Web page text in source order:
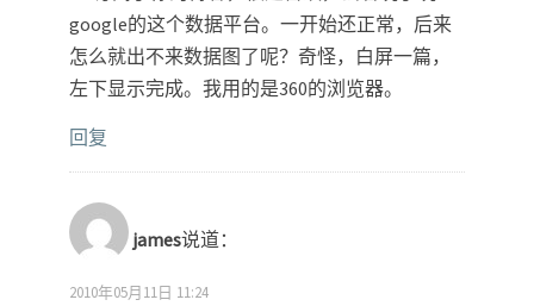
google的这个数据平台。一开始还正常，后来
怎么就出不来数据图了呢？奇怪，白屏一篇，
左下显示完成。我用的是360的浏览器。
回复
james说道：
2010年05月11日 11:24